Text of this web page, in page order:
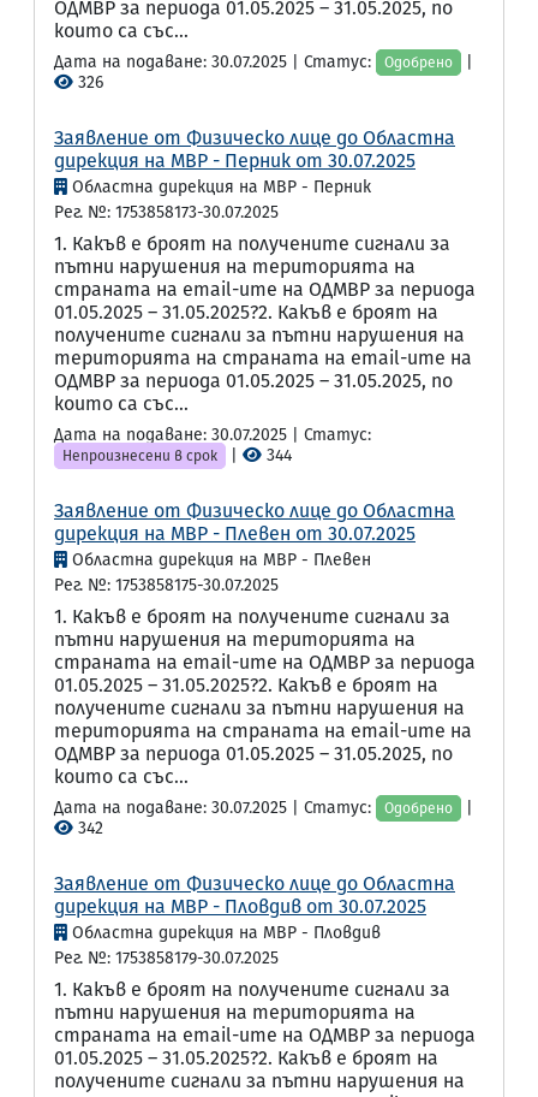
ОДМВР за периода 01.05.2025 – 31.05.2025, по
които са със...
Дата на подаване: 30.07.2025 | Статус: Одобрено
326
Заявление от Физическо лице до Областна
дирекция на МВР - Перник от 30.07.2025
Областна дирекция на МВР - Перник
Рег. №: 1753858173-30.07.2025
1. Какъв е броят на получените сигнали за
пътни нарушения на територията на
страната на email-ите на ОДМВР за периода
01.05.2025 – 31.05.2025?2. Какъв е броят на
получените сигнали за пътни нарушения на
територията на страната на email-ите на
ОДМВР за периода 01.05.2025 – 31.05.2025, по
които са със...
Дата на подаване: 30.07.2025 | Статус:
Непроизнесени в срок 344
Заявление от Физическо лице до Областна
дирекция на МВР - Плевен от 30.07.2025
Областна дирекция на МВР - Плевен
Рег. №: 1753858175-30.07.2025
1. Какъв е броят на получените сигнали за
пътни нарушения на територията на
страната на email-ите на ОДМВР за периода
01.05.2025 – 31.05.2025?2. Какъв е броят на
получените сигнали за пътни нарушения на
територията на страната на email-ите на
ОДМВР за периода 01.05.2025 – 31.05.2025, по
които са със...
Дата на подаване: 30.07.2025 | Статус: Одобрено
342
Заявление от Физическо лице до Областна
дирекция на МВР - Пловдив от 30.07.2025
Областна дирекция на МВР - Пловдив
Рег. №: 1753858179-30.07.2025
1. Какъв е броят на получените сигнали за
пътни нарушения на територията на
страната на email-ите на ОДМВР за периода
01.05.2025 – 31.05.2025?2. Какъв е броят на
получените сигнали за пътни нарушения на